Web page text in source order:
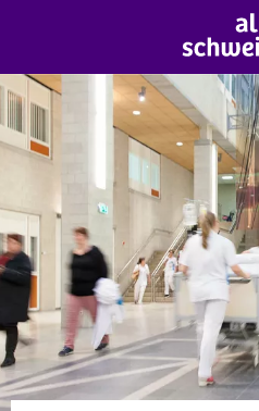
Praktische
Werken